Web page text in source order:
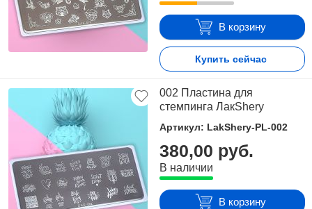
В корзину
Купить сейчас
002 Пластина для
стемпинга ЛакShery
Артикул: LakShery-PL-002
380,00 руб.
В наличии
В корзину